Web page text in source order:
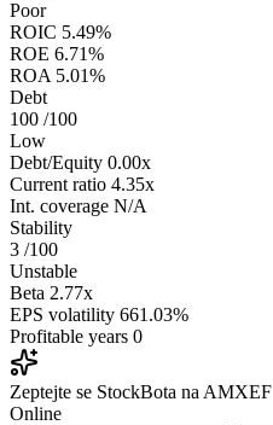
Poor
ROIC 5.49%
ROE 6.71%
ROA 5.01%
Debt
100 /100
Low
Debt/Equity 0.00x
Current ratio 4.35x
Int. coverage N/A
Stability
3 /100
Unstable
Beta 2.77x
EPS volatility 661.03%
Profitable years 0
Zeptejte se StockBota na AMXEF
Online